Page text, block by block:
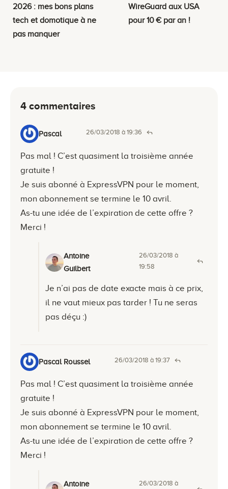
2026 : mes bons plans
tech et domotique à ne
pas manquer
WireGuard aux USA
pour 10 € par an !
4 commentaires
Pascal 26/03/2018 à 19:36
Pas mal ! C’est quasiment la troisième année
gratuite !
Je suis abonné à ExpressVPN pour le moment,
mon abonnement se termine le 10 avril.
As-tu une idée de l’expiration de cette offre ?
Merci !
Antoine
Guilbert
26/03/2018 à
19:58
Je n’ai pas de date exacte mais à ce prix,
il ne vaut mieux pas tarder ! Tu ne seras
pas déçu :)
Pascal Roussel 26/03/2018 à 19:37
Pas mal ! C’est quasiment la troisième année
gratuite !
Je suis abonné à ExpressVPN pour le moment,
mon abonnement se termine le 10 avril.
As-tu une idée de l’expiration de cette offre ?
Merci !
Antoine
26/03/2018 à